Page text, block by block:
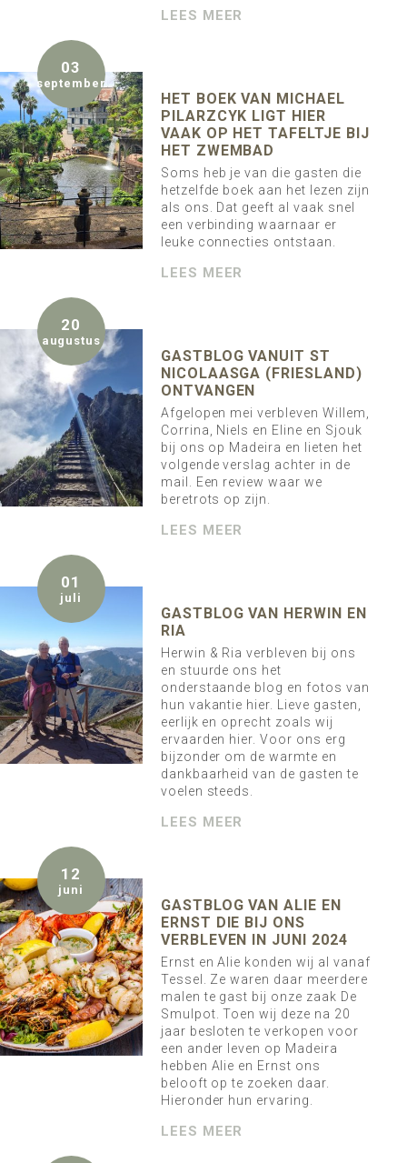
LEES MEER
03
september
HET BOEK VAN MICHAEL
PILARZCYK LIGT HIER
VAAK OP HET TAFELTJE BIJ
HET ZWEMBAD
Soms heb je van die gasten die
hetzelfde boek aan het lezen zijn
als ons. Dat geeft al vaak snel
een verbinding waarnaar er
leuke connecties ontstaan.
LEES MEER
20
augustus
GASTBLOG VANUIT ST
NICOLAASGA (FRIESLAND)
ONTVANGEN
Afgelopen mei verbleven Willem,
Corrina, Niels en Eline en Sjouk
bij ons op Madeira en lieten het
volgende verslag achter in de
mail. Een review waar we
beretrots op zijn.
LEES MEER
01
juli
GASTBLOG VAN HERWIN EN
RIA
Herwin & Ria verbleven bij ons
en stuurde ons het
onderstaande blog en fotos van
hun vakantie hier. Lieve gasten,
eerlijk en oprecht zoals wij
ervaarden hier. Voor ons erg
bijzonder om de warmte en
dankbaarheid van de gasten te
voelen steeds.
LEES MEER
12
juni
GASTBLOG VAN ALIE EN
ERNST DIE BIJ ONS
VERBLEVEN IN JUNI 2024
Ernst en Alie konden wij al vanaf
Tessel. Ze waren daar meerdere
malen te gast bij onze zaak De
Smulpot. Toen wij deze na 20
jaar besloten te verkopen voor
een ander leven op Madeira
hebben Alie en Ernst ons
belooft op te zoeken daar.
Hieronder hun ervaring.
LEES MEER